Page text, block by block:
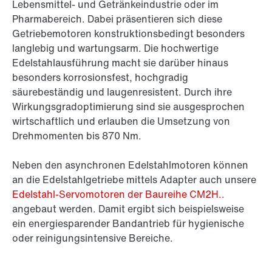
Lebensmittel- und Getränkeindustrie oder im
Pharmabereich. Dabei präsentieren sich diese
Getriebemotoren konstruktionsbedingt besonders
langlebig und wartungsarm. Die hochwertige
Edelstahlausführung macht sie darüber hinaus
besonders korrosionsfest, hochgradig
säurebeständig und laugenresistent. Durch ihre
Wirkungsgradoptimierung sind sie ausgesprochen
wirtschaftlich und erlauben die Umsetzung von
Drehmomenten bis 870 Nm.
Neben den asynchronen Edelstahlmotoren können
an die Edelstahlgetriebe mittels Adapter auch unsere
Edelstahl-Servomotoren der Baureihe CM2H..
angebaut werden. Damit ergibt sich beispielsweise
ein energiesparender Bandantrieb für hygienische
oder reinigungsintensive Bereiche.